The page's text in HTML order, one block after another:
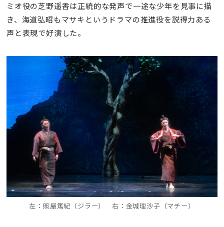
ミオ役の芝野遥香は正統的な発声で一途な少年を見事に描
き、海道弘昭もマサキというドラマの推進役を説得力ある
声と表現で好演した。
左：照屋篤紀（ジラー） 右：金城理沙子（マチー）